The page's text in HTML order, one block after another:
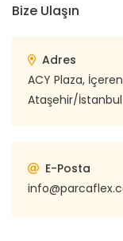
Bize Ulaşın
Adres
ACY Plaza,
Ataşehir/İstanbul
E-Posta